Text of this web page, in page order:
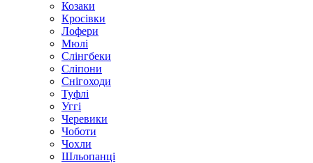
Козаки
Кросівки
Лофери
Мюлі
Слінгбеки
Сліпони
Снігоходи
Туфлі
Уггі
Черевики
Чоботи
Чохли
Шльопанці